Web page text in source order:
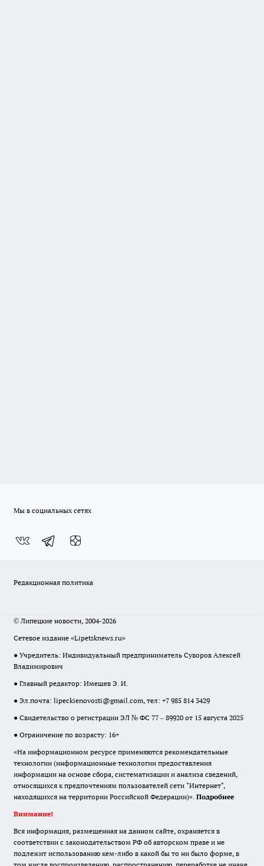
Мы в социальных сетях
Редакционная политика
© Липецкие новости, 2004-2026
Сетевое издание «Lipetsknews.ru»
● Учредитель: Индивидуальный предприниматель Суворов Алексей
Владимирович
● Главный редактор: Имешев Э. И.
● Эл.почта: lipeckienovosti@gmail.com, тел: +7 985 814 3429
● Свидетельство о регистрации ЭЛ № ФС 77 – 89920 от 15 августа 2025
● Ограничение по возрасту: 16+
«На информационном ресурсе применяются рекомендательные
технологии (информационные технологии предоставления
информации на основе сбора, систематизации и анализа сведений,
относящихся к предпочтениям пользователей сети "Интернет",
находящихся на территории Российской Федерации)». Подробнее
Внимание!
Вся информация, размещенная на данном сайте, охраняется в
соответствии с законодательством РФ об авторском праве и не
подлежит использованию кем-либо в какой бы то ни было форме, в